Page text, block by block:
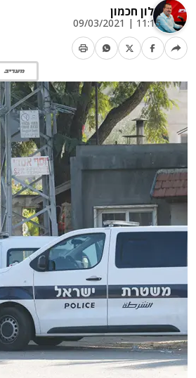
אלון חכמון
11:15 | 09/03/2021